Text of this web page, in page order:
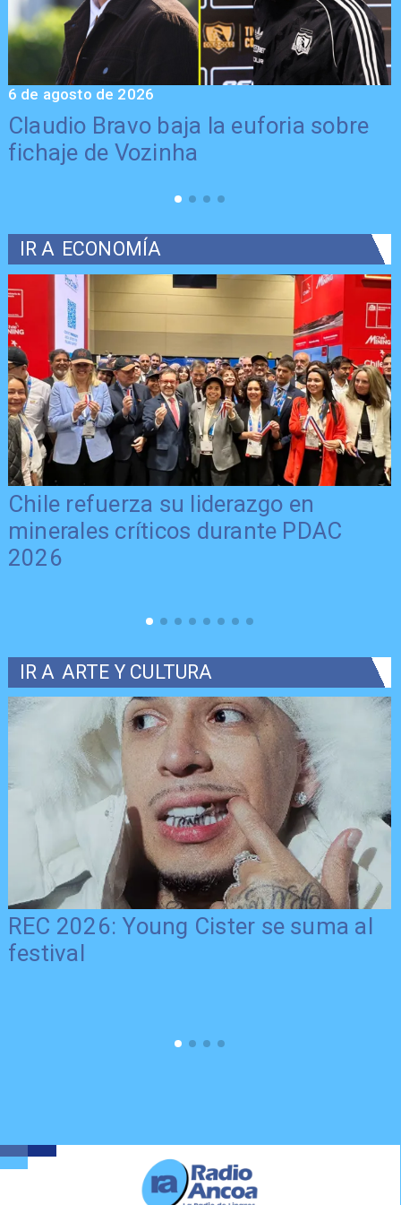
Claudio Bravo baja la euforia sobre
fichaje de Vozinha
6 de agosto de 2026
IR A ECONOMÍA
Chile refuerza su liderazgo en
minerales críticos durante PDAC
2026
IR A ARTE Y CULTURA
REC 2026: Young Cister se suma al
festival